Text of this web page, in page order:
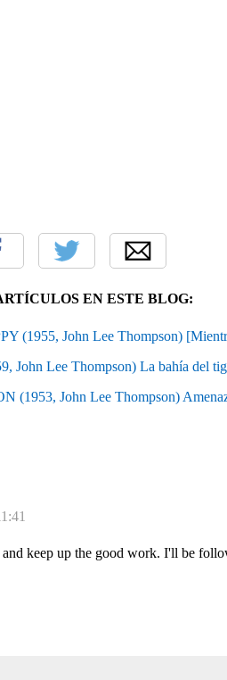
EN ESTE BLOG:
(1955, John Lee Thompson)
John Lee Thompson) La bahía del
John Lee Thompson)
keep up the good work. I'll be